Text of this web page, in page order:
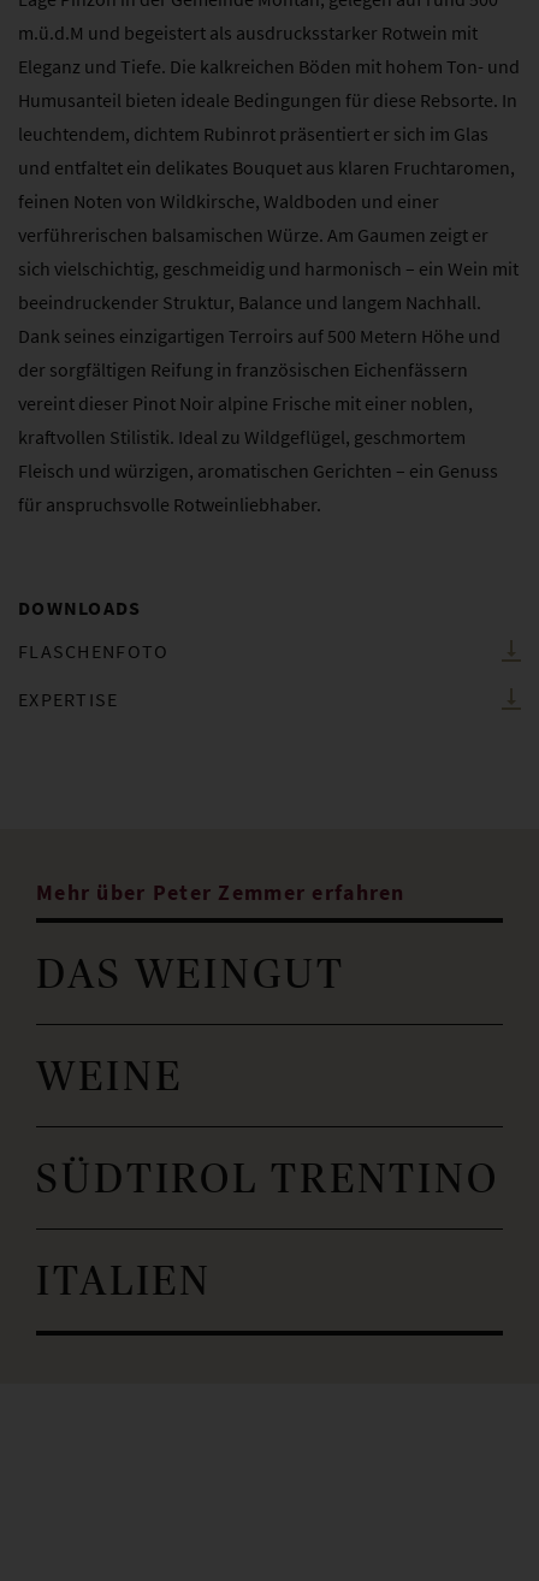
m.ü.d.M und begeistert als ausdrucksstarker Rotwein mit
Eleganz und Tiefe. Die kalkreichen Böden mit hohem Ton- und
Humusanteil bieten ideale Bedingungen für diese Rebsorte. In
leuchtendem, dichtem Rubinrot präsentiert er sich im Glas
und entfaltet ein delikates Bouquet aus klaren Fruchtaromen,
feinen Noten von Wildkirsche, Waldboden und einer
verführerischen balsamischen Würze. Am Gaumen zeigt er
sich vielschichtig, geschmeidig und harmonisch – ein Wein mit
beeindruckender Struktur, Balance und langem Nachhall.
Dank seines einzigartigen Terroirs auf 500 Metern Höhe und
der sorgfältigen Reifung in französischen Eichenfässern
vereint dieser Pinot Noir alpine Frische mit einer noblen,
kraftvollen Stilistik. Ideal zu Wildgeflügel, geschmortem
Fleisch und würzigen, aromatischen Gerichten – ein Genuss
für anspruchsvolle Rotweinliebhaber.
DOWNLOADS
FLASCHENFOTO
EXPERTISE
Mehr über Peter Zemmer erfahren
DAS WEINGUT
WEINE
SÜDTIROL TRENTINO
ITALIEN